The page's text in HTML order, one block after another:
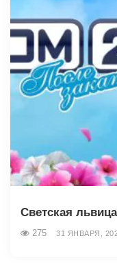
Светская
275 31 ЯНВАРЯ,